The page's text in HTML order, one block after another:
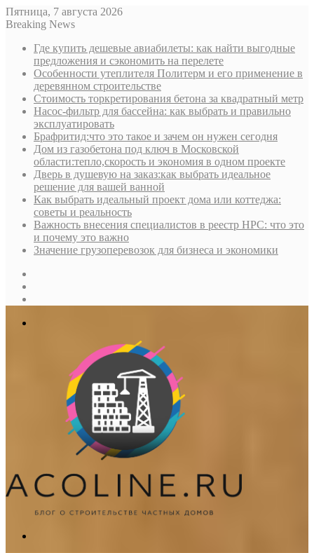
Пятница, 7 августа 2026
Breaking News
Где купить дешевые авиабилеты: как найти выгодные
предложения и сэкономить на перелете
Особенности утеплителя Политерм и его применение в
деревянном строительстве
Стоимость торкретирования бетона за квадратный метр
Насос-фильтр для бассейна: как выбрать и правильно
эксплуатировать
Брафритид:что это такое и зачем он нужен сегодня
Дом из газобетона под ключ в Московской
области:тепло,скорость и экономия в одном проекте
Дверь в душевую на заказ:как выбрать идеальное
решение для вашей ванной
Как выбрать идеальный проект дома или коттеджа:
советы и реальность
Важность внесения специалистов в реестр НРС: что это
и почему это важно
Значение грузоперевозок для бизнеса и экономики